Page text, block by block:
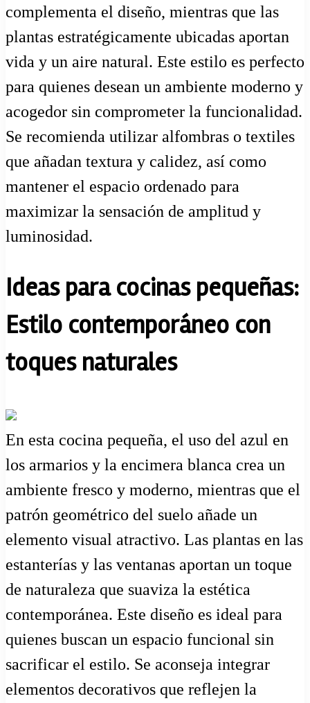
complementa el diseño, mientras que las
plantas estratégicamente ubicadas aportan
vida y un aire natural. Este estilo es perfecto
para quienes desean un ambiente moderno y
acogedor sin comprometer la funcionalidad.
Se recomienda utilizar alfombras o textiles
que añadan textura y calidez, así como
mantener el espacio ordenado para
maximizar la sensación de amplitud y
luminosidad.
Ideas para cocinas pequeñas:
Estilo contemporáneo con
toques naturales
En esta cocina pequeña, el uso del azul en
los armarios y la encimera blanca crea un
ambiente fresco y moderno, mientras que el
patrón geométrico del suelo añade un
elemento visual atractivo. Las plantas en las
estanterías y las ventanas aportan un toque
de naturaleza que suaviza la estética
contemporánea. Este diseño es ideal para
quienes buscan un espacio funcional sin
sacrificar el estilo. Se aconseja integrar
elementos decorativos que reflejen la